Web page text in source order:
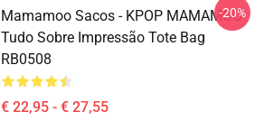
Mamamoo Sacos - KPOP MAMAMOO
Tudo Sobre Impressão Tote Bag
RB0508
€ 22,95 - € 27,55
-20%